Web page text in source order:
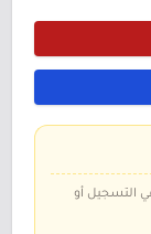
التسجيل أو